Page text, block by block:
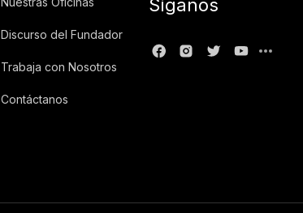
Discurso del Fundador
Trabaja con Nosotros
Contáctanos
Síganos